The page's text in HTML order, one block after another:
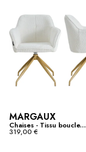
MARGAUX
Chaises - Tissu boucle...
319,00 €